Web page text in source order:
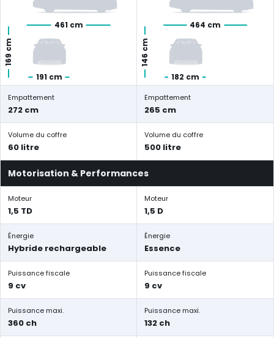
461 cm
191 cm
169 cm
464 cm
182 cm
146 cm
Empattement
272 cm
Empattement
265 cm
Volume du coffre
60 litre
Volume du coffre
500 litre
Motorisation & Performances
Moteur
1,5 TD
Moteur
1,5 D
Énergie
Hybride rechargeable
Énergie
Essence
Puissance fiscale
9 cv
Puissance fiscale
9 cv
Puissance maxi.
360 ch
Puissance maxi.
132 ch